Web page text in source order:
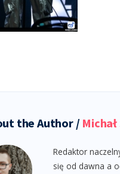
the Author /
Redaktor
się od dawna a